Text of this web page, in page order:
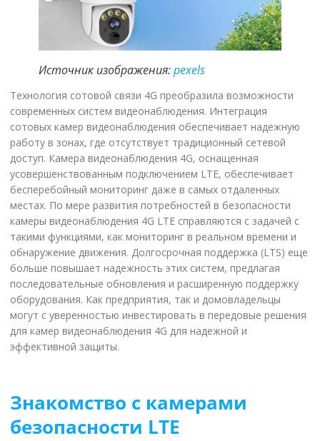
Источник изображения:pexels
Технология сотовой связи 4G преобразила возможности
современных систем видеонаблюдения. Интеграция
сотовых камер видеонаблюдения обеспечивает надежную
работу в зонах, где отсутствует традиционный сетевой
доступ. Камера видеонаблюдения 4G, оснащенная
усовершенствованным подключением LTE, обеспечивает
бесперебойный мониторинг даже в самых отдаленных
местах. По мере развития потребностей в безопасности
камеры видеонаблюдения 4G LTE справляются с задачей с
такими функциями, как мониторинг в реальном времени и
обнаружение движения. Долгосрочная поддержка (LTS) еще
больше повышает надежность этих систем, предлагая
последовательные обновления и расширенную поддержку
оборудования. Как предприятия, так и домовладельцы
могут с уверенностью инвестировать в передовые решения
для камер видеонаблюдения 4G для надежной и
эффективной защиты.
Знакомство с камерами
безопасности LTE